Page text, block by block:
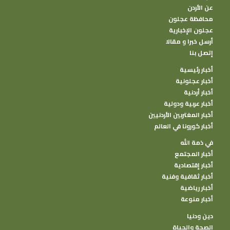
عن الأردن
محافظة عجلون
عجلون الإخبارية
أرسل خبرا و مقالا
إتصل بنا
أخبار رئيسية
أخبار عجلونية
أخبار أردنية
أخبار عربية ودولية
أخبار المغتربين الأردنيين
أخبار كورونا في العالم
في ذمة الله
أخبار المجتمع
أخبار إقتصادية
أخبار ثقافية وفنية
أخبار رياضية
أخبار منوعة
دين ودنيا
الصحة والحياة